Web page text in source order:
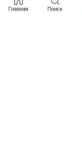
Главная Поиск